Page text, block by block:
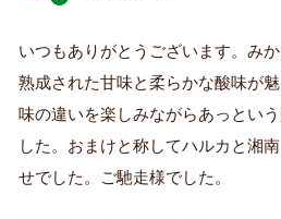
証
済
み
購
者
いつもありがとうございます。み
熟成された甘味と柔らかな酸味が
味の違いを楽しみながらあっとい
した。おまけと称してハルカと湘
せでした。ご馳走様でした。